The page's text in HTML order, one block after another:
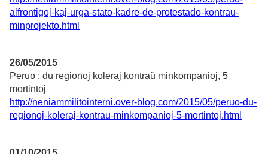
alfrontigoj-kaj-urga-stato-kadre-de-protestado-kontrau-
minprojekto.html
26/05/2015
Peruo : du regionoj koleraj kontraŭ minkompanioj, 5
mortintoj
http://neniammilitointerni.over-blog.com/2015/05/peruo-du-
regionoj-koleraj-kontrau-minkompanioj-5-mortintoj.html